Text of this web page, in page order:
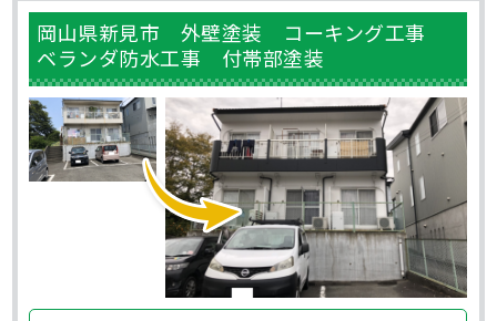
岡山県新見市 外壁塗装 コーキング工事
ベランダ防水工事 付帯部塗装